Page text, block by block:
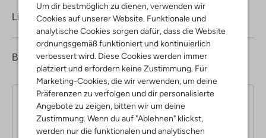
Um dir bestmöglich zu dienen, verwenden wir
Cookies auf unserer Website. Funktionale und
analytische Cookies sorgen dafür, dass die Website
ordnungsgemäß funktioniert und kontinuierlich
verbessert wird. Diese Cookies werden immer
platziert und erfordern keine Zustimmung. Für
Marketing-Cookies, die wir verwenden, um deine
Präferenzen zu verfolgen und dir personalisierte
Angebote zu zeigen, bitten wir um deine
Zustimmung. Wenn du auf "Ablehnen" klickst,
werden nur die funktionalen und analytischen
Bewertungen (2) 4 /5
2
4
Sterne
Lieferung & Rückgabe
(5)
12 Mai 2022von Toller Fashion Schuh